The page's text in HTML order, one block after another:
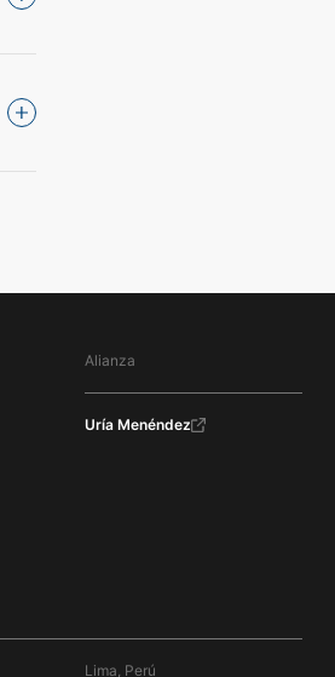
Alianza
Uría Menéndez
Lima, Perú